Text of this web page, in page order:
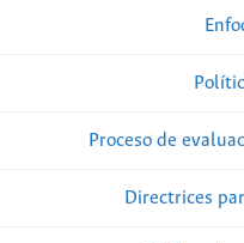
Proceso de
Directrices